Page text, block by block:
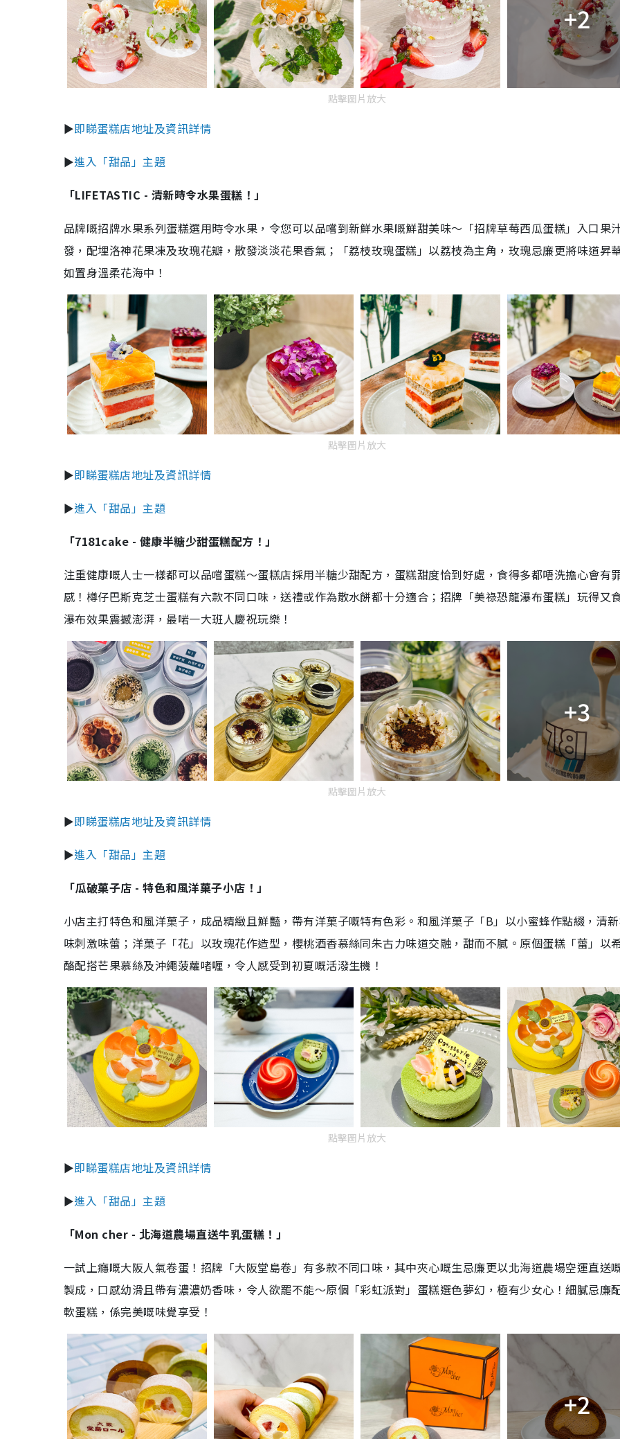
+2
點擊圖片放大
►即睇蛋糕店地址及資訊詳情
►進入「甜品」主題
「LIFETASTIC - 清新時令水果蛋糕！」
品牌嘅招牌水果系列蛋糕選用時令水果，令您可以品嚐到新鮮水果嘅鮮甜美味～「招牌草莓西瓜蛋糕」入口果
發，配埋洛神花果凍及玫瑰花瓣，散發淡淡花果香氣；「荔枝玫瑰蛋糕」以荔枝為主角，玫瑰忌廉更將味道昇
如置身溫柔花海中！
點擊圖片放大
►即睇蛋糕店地址及資訊詳情
►進入「甜品」主題
「7181cake - 健康半糖少甜蛋糕配方！」
注重健康嘅人士一樣都可以品嚐蛋糕～蛋糕店採用半糖少甜配方，蛋糕甜度恰到好處，食得多都唔洗擔心會有
感！樽仔巴斯克芝士蛋糕有六款不同口味，送禮或作為散水餅都十分適合；招牌「美祿恐龍瀑布蛋糕」玩得又
瀑布效果震撼澎湃，最啱一大班人慶祝玩樂！
+3
點擊圖片放大
►即睇蛋糕店地址及資訊詳情
►進入「甜品」主題
「瓜破菓子店 - 特色和風洋菓子小店！」
小店主打特色和風洋菓子，成品精緻且鮮豔，帶有洋菓子嘅特有色彩。和風洋菓子「B」以小蜜蜂作點綴，清
味刺激味蕾；洋菓子「花」以玫瑰花作造型，櫻桃酒香慕絲同朱古力味道交融，甜而不膩。原個蛋糕「蕾」以
酪配搭芒果慕絲及沖繩菠蘿啫喱，令人感受到初夏嘅活潑生機！
點擊圖片放大
►即睇蛋糕店地址及資訊詳情
►進入「甜品」主題
「Mon cher - 北海道農場直送牛乳蛋糕！」
一試上癮嘅大阪人氣卷蛋！招牌「大阪堂島卷」有多款不同口味，其中夾心嘅生忌廉更以北海道農場空運直送
製成，口感幼滑且帶有濃濃奶香味，令人欲罷不能～原個「彩虹派對」蛋糕選色夢幻，極有少女心！細膩忌廉
軟蛋糕，係完美嘅味覺享受！
+2